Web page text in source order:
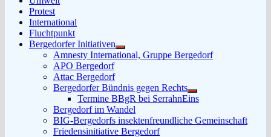
Protest
International
Fluchtpunkt
Bergedorfer Initiativen
Untermenü
anzeigen
Amnesty International, Gruppe Bergedorf
APO Bergedorf
Attac Bergedorf
Bergedorfer Bündnis gegen Rechts
Untermenü
anzeigen
Termine BBgR bei SerrahnEins
Bergedorf im Wandel
BIG-Bergedorfs insektenfreundliche Gemeinschaft
Friedensinitiative Bergedorf